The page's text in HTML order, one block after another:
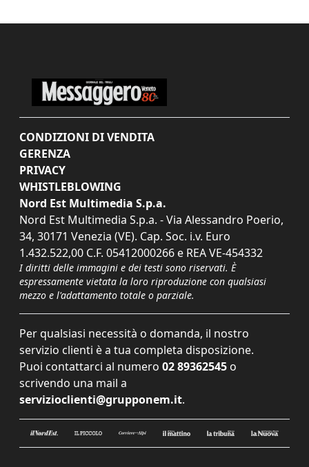
CONDIZIONI DI VENDITA
GERENZA
PRIVACY
WHISTLEBLOWING
Nord Est Multimedia S.p.a.
Nord Est Multimedia S.p.a. - Via Alessandro Poerio,
34, 30171 Venezia (VE). Cap. Soc. i.v. Euro
1.432.522,00 C.F. 05412000266 e REA VE-454332
I diritti delle immagini e dei testi sono riservati. È
espressamente vietata la loro riproduzione con qualsiasi
mezzo e l'adattamento totale o parziale.
Per qualsiasi necessità o domanda, il nostro
servizio clienti è a tua completa disposizione.
Puoi contattarci al numero 02 89362545 o
scrivendo una mail a
servizioclienti@grupponem.it.